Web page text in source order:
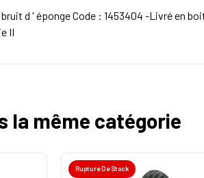
d ' éponge Code : 1453404 -Livré en
II
la même catégorie
Rupture De Stock